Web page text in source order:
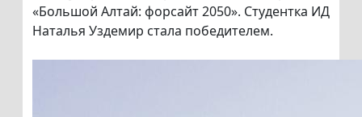
«Большой Алтай: форсайт 2050». Студентка ИД
Наталья Уздемир стала победителем.